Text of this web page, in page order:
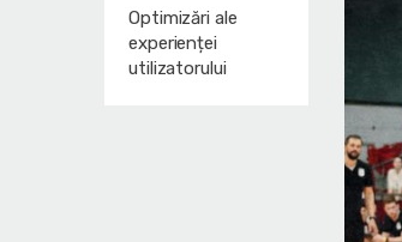
Optimizări ale
experienței
utilizatorului